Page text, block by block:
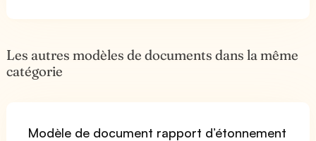
Les autres modèles de documents dans la même
catégorie
Modèle de document rapport d’étonnement